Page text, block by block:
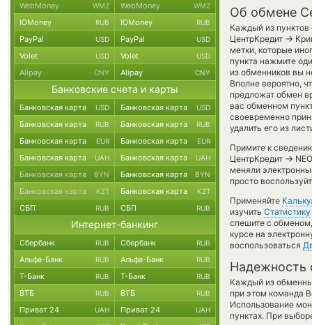
Об обмене
Каждый из пунктов
ЦентрКредит →
метки, которые
пункта нажмите
из обменников вы
Вполне вероятно,
предложат обмен
вас обменном
своевременно
удалить его из
Примите к
ЦентрКредит →
меняли
просто
Применяйте
изучить Статистику
спешите с
курсе на
воспользоваться
Надежность
Каждый из
при этом команда
Использование
пунктах. При
WebMoney WMZ WebMoney WMZ
ЮMoney RUB ЮMoney RUB
PayPal USD PayPal USD
Volet USD Volet USD
Alipay CNY Alipay CNY
Банковские счета и карты
Банковская карта USD Банковская карта USD
Банковская карта RUB Банковская карта RUB
Банковская карта EUR Банковская карта EUR
Банковская карта UAH Банковская карта UAH
Банковская карта BYN Банковская карта BYN
Банковская карта KZT Банковская карта KZT
СБП RUB СБП RUB
Интернет-банкинг
Сбербанк RUB Сбербанк RUB
Альфа-Банк RUB Альфа-Банк RUB
Т-Банк RUB Т-Банк RUB
ВТБ RUB ВТБ RUB
Приват 24 UAH Приват 24 UAH